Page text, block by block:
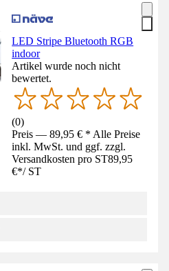
LED Stripe Bluetooth RGB
indoor
Artikel wurde noch nicht
bewertet.
(0)
Preis — 89,95 € * Alle Preise
inkl. MwSt. und ggf. zzgl.
Versandkosten pro ST89,95
€*/ ST